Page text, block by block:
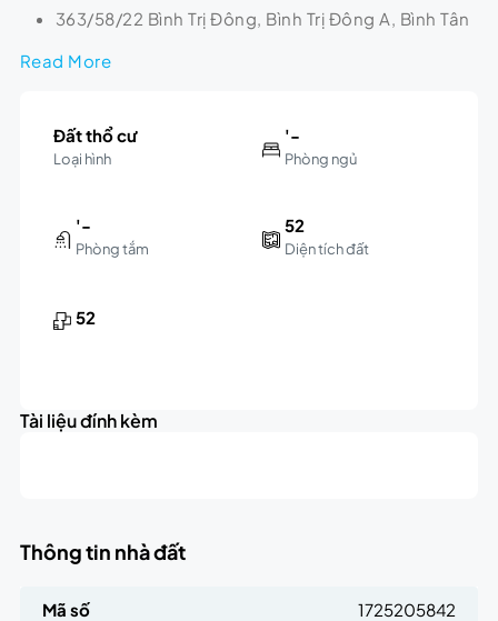
363/58/22 Bình Trị Đông, Bình Trị Đông A, Bình Tân
Read More
Đất thổ cư
Loại hình
'-
Phòng ngủ
'-
Phòng tắm
52
Diện tích đất
52
Tài liệu đính kèm
Thông tin nhà đất
Mã số 1725205842